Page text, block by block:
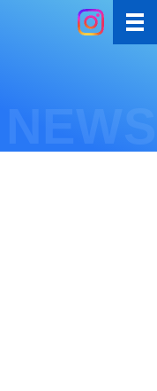
NEWS